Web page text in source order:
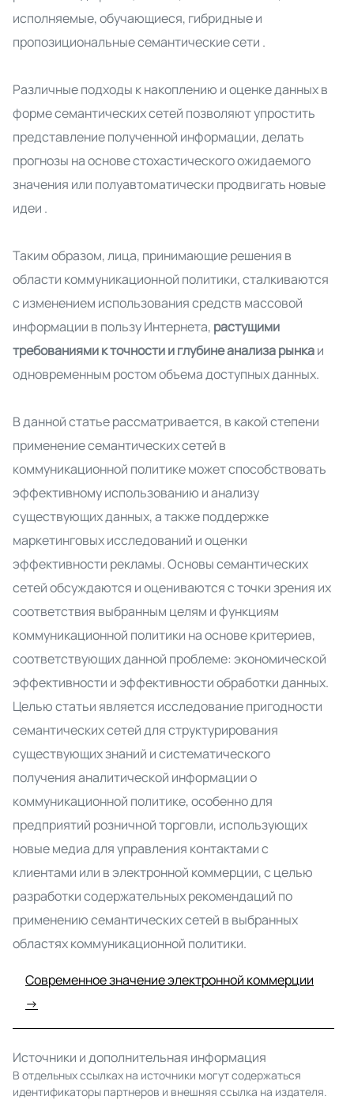
исполняемые, обучающиеся, гибридные и
пропозициональные семантические сети .
Различные подходы к накоплению и оценке данных в
форме семантических сетей позволяют упростить
представление полученной информации, делать
прогнозы на основе стохастического ожидаемого
значения или полуавтоматически продвигать новые
идеи .
Таким образом, лица, принимающие решения в
области коммуникационной политики, сталкиваются
с изменением использования средств массовой
информации в пользу Интернета, растущими
требованиями к точности и глубине анализа рынкаи
одновременным ростом объема доступных данных.
В данной статье рассматривается, в какой степени
применение семантических сетей в
коммуникационной политике может способствовать
эффективному использованию и анализу
существующих данных, а также поддержке
маркетинговых исследований и оценки
эффективности рекламы. Основы семантических
сетей обсуждаются и оцениваются с точки зрения их
соответствия выбранным целям и функциям
коммуникационной политики на основе критериев,
соответствующих данной проблеме: экономической
эффективности и эффективности обработки данных.
Целью статьи является исследование пригодности
семантических сетей для структурирования
существующих знаний и систематического
получения аналитической информации о
коммуникационной политике, особенно для
предприятий розничной торговли, использующих
новые медиа для управления контактами с
клиентами или в электронной коммерции, с целью
разработки содержательных рекомендаций по
применению семантических сетей в выбранных
областях коммуникационной политики.
Современное значение электронной коммерции
→
Источники и дополнительная информация
В отдельных ссылках на источники могут содержаться
идентификаторы партнеров и внешняя ссылка на издателя.